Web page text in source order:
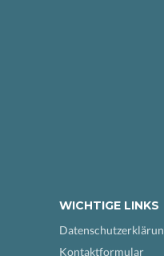
WICHTIGE LINKS
Kontaktformular